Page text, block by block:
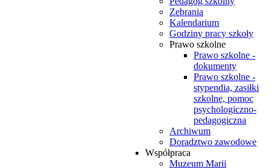
Zebrania
Kalendarium
Godziny pracy szkoły
Prawo szkolne
Prawo szkolne -
dokumenty
Prawo szkolne -
stypendia, zasiłki
szkolne, pomoc
psychologiczno-
pedagogiczna
Archiwum
Doradztwo zawodowe
Współpraca
Muzeum Marii